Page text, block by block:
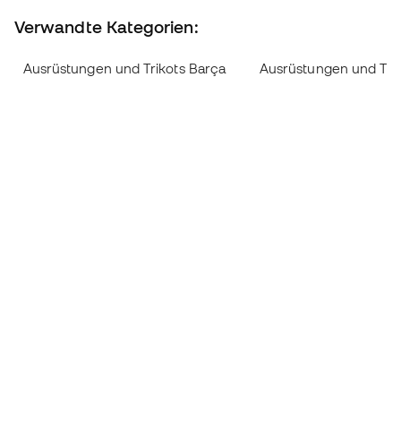
Verwandte Kategorien:
Ausrüstungen und Trikots Barça Ausrüstungen und